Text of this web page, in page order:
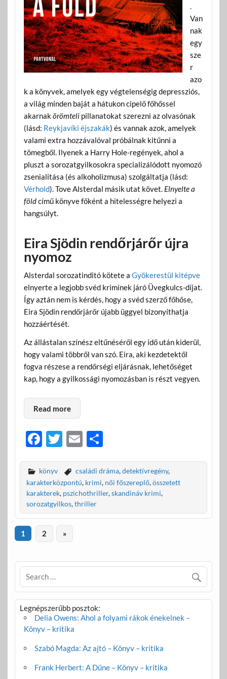
.
Van
nak
egy
sze
r
azo
k a könyvek, amelyek egy végtelenségig depressziós,
a világ minden baját a hátukon cipelő főhőssel
akarnakörömtelipillanatokat szerezni az olvasónak
(lásd: Reykjavíki éjszakák) és vannak azok, amelyek
valami extra hozzávalóval próbálnak kitűnni a
tömegből. Ilyenek a Harry Hole-regények, ahol a
pluszt a sorozatgyilkosokra specializálódott nyomozó
zsenialitása (és alkoholizmusa) szolgáltatja (lásd:
Vérhold). Tove Alsterdal másik utat követ. Elnyelte a
földcímű könyve főként a hitelességre helyezi a
hangsúlyt.
Eira Sjödin rendőrjárőr újra
nyomoz
Alsterdal sorozatinditó kötete a Gyökerestül kitépve
elnyerte a legjobb svéd kriminek járó Üvegkulcs-díjat.
Így aztán nem is kérdés, hogy a svéd szerző főhőse,
Eira Sjödin rendőrjárőr újabb üggyel bizonyíthatja
hozzáértését.
Az állástalan színész eltűnéséről egy idő után kiderül,
hogy valami többről van szó. Eira, aki kezdetektől
fogva részese a rendőrségi eljárásnak, lehetőséget
kap, hogy a gyilkossági nyomozásban is részt vegyen.
Read more
F
e
b
o
o
k
T
itt
er
E
ail
O
za
m
g
könyv családi dráma,detektívregény,
karakterközpontú, krimi, női főszereplő,összetett
karakterek, pszichothriller,skandináv krimi,
sorozatgyilkos,thriller
1 2 »
Legnépszerűbb posztok:
Delia Owens: Ahol a folyami rákok énekelnek –
Könyv – kritika
Szabó Magda: Az ajtó – Könyv – kritika
Frank Herbert: A Dűne – Könyv – kritika